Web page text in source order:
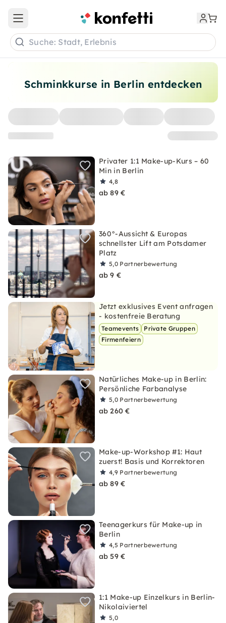
Schminkkurse in Berlin entdecken
Privater 1:1 Make-up-Kurs – 60
Min in Berlin
4,8
ab 89 €
360°-Aussicht & Europas
schnellster Lift am Potsdamer
Platz
5,0 Partnerbewertung
ab 9 €
Jetzt exklusives Event anfragen
- kostenfreie Beratung
Teamevents
Private Gruppen
Firmenfeiern
Natürliches Make-up in Berlin:
Persönliche Farbanalyse
5,0 Partnerbewertung
ab 260 €
Make-up-Workshop #1: Haut
zuerst! Basis und Korrektoren
4,9 Partnerbewertung
ab 89 €
Teenagerkurs für Make-up in
Berlin
4,5 Partnerbewertung
ab 59 €
1:1 Make-up Einzelkurs in Berlin-
Nikolaiviertel
5,0
Open main menu
Suche: Stadt, Erlebnis